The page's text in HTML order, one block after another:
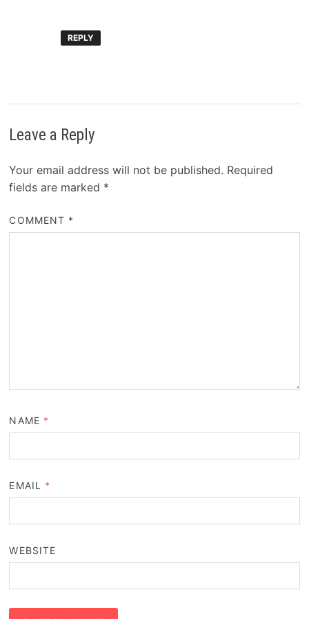
REPLY
Leave a Reply
Your email address will not be published. Required
fields are marked *
COMMENT *
NAME *
EMAIL *
WEBSITE